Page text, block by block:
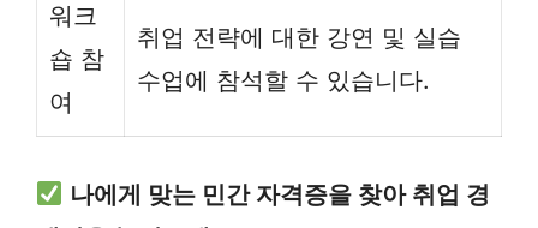
워크
숍 참
여
취업 전략에 대한 강연 및 실습
수업에 참석할 수 있습니다.
나에게 맞는 민간 자격증을 찾아 취업 경